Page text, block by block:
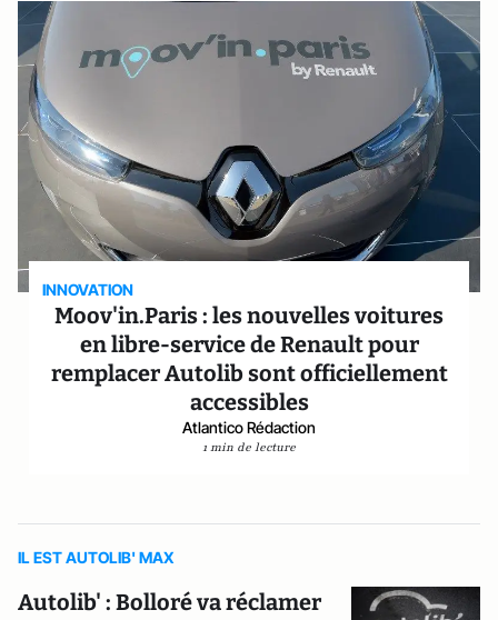
INNOVATION
Moov'in.Paris : les nouvelles voitures
en libre-service de Renault pour
remplacer Autolib sont officiellement
accessibles
Atlantico Rédaction
1 min de lecture
IL EST AUTOLIB' MAX
Autolib' : Bolloré va réclamer